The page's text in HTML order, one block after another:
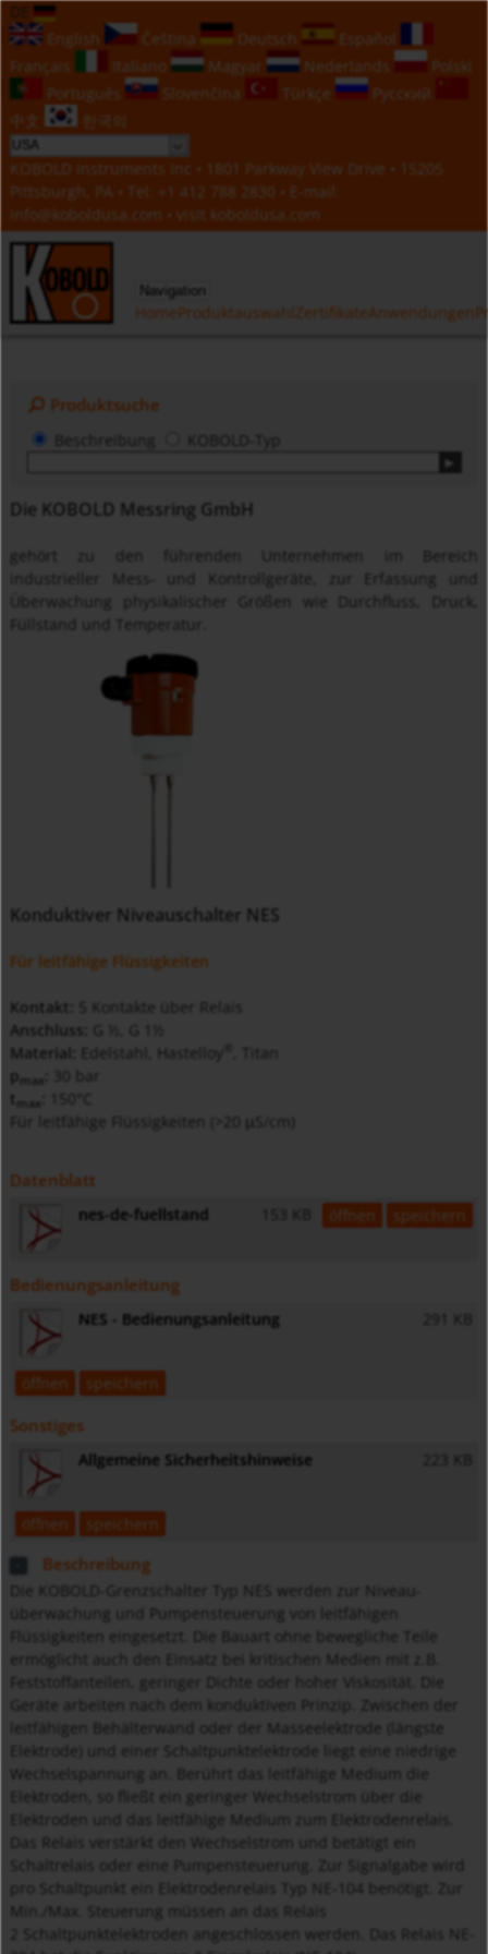
English
Čeština Deutsch
Español
Français
Italiano Magyar Nederlands
Polski
Português
Slovenčina Türkçe
Русский
中文
한국의
KOBOLD Instruments Inc • 1801 Parkway View Drive • 15205
Pittsburgh, PA • Tel:
+1 412 788 2830 • E-mail:
info@koboldusa.com • visit koboldusa.com
Navigation
HomeProduktauswahl ZertifikateAnwendungen
Produktsuche
KOBOLD-Typ
Die KOBOLD Messring GmbH
gehört zu den führenden Unternehmen im Bereich
industrieller Mess- und Kontrollgeräte, zur Erfassung und
Überwachung physikalischer Größen wie Durchfluss, Druck,
Konduktiver Niveauschalter NES
Für leitfähige Flüssigkeiten
Kontakt:
5 Kontakte über Relais
Anschluss:
Material:
Edelstahl, Hastelloy
p
max
t
max
Für leitfähige Flüssigkeiten (>20
μ
Datenblatt
nes-de-fuellstand 153 KB öffnen speichern
Bedienungsanleitung
NES - Bedienungsanleitung 291 KB
öffnen speichern
Sonstiges
Allgemeine Sicherheitshinweise 223 KB
öffnen speichern
Beschreibung
Die KOBOLD-Grenzschalter Typ NES werden zur Niveau-
überwachung und Pumpensteuerung von leitfähigen
Flüssigkeiten eingesetzt. Die Bauart ohne bewegliche Teile
ermöglicht auch den Einsatz bei kritischen Medien mit z.B.
Feststoffanteilen, geringer Dichte oder hoher Viskosität. Die
Geräte arbeiten nach dem konduktiven Prinzip. Zwischen der
leitfähigen Behälterwand oder der Masseelektrode (längste
Elektrode) und einer Schaltpunktelektrode liegt eine niedrige
Wechselspannung an. Berührt das leitfähige Medium die
Elektroden, so fließt ein geringer Wechselstrom über die
Elektroden und das leitfähige Medium zum Elektrodenrelais.
Das Relais verstärkt den Wechselstrom und betätigt ein
Schaltrelais oder eine Pumpensteuerung. Zur Signalgabe wird
pro Schaltpunkt ein Elektrodenrelais Typ NE-104 benötigt. Zur
Min./Max. Steuerung müssen an das Relais
2 Schaltpunktelektroden angeschlossen werden. Das Relais NE-